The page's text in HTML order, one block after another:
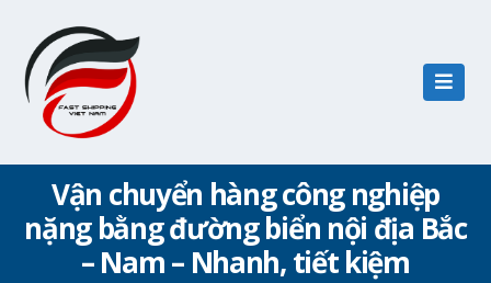
Vận chuyển hàng công nghiệp
nặng bằng đường biển nội địa Bắc
– Nam – Nhanh, tiết kiệm